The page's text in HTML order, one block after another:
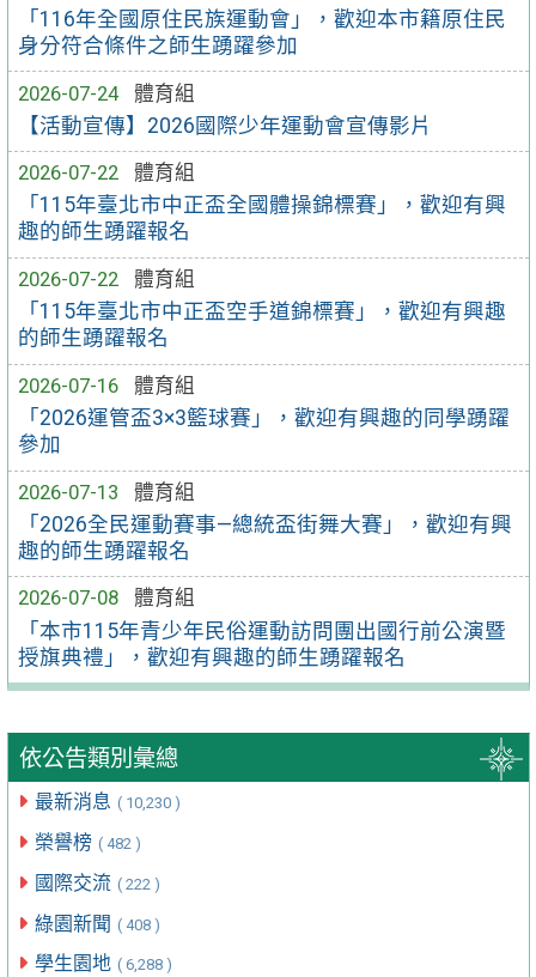
「116年全國原住民族運動會」，歡迎本市籍原住民
身分符合條件之師生踴躍參加
2026-07-24
體育組
【活動宣傳】2026國際少年運動會宣傳影片
2026-07-22
體育組
「115年臺北市中正盃全國體操錦標賽」，歡迎有興
趣的師生踴躍報名
2026-07-22
體育組
「115年臺北市中正盃空手道錦標賽」，歡迎有興趣
的師生踴躍報名
2026-07-16
體育組
「2026運管盃3×3籃球賽」，歡迎有興趣的同學踴躍
參加
2026-07-13
體育組
「2026全民運動賽事—總統盃街舞大賽」，歡迎有興
趣的師生踴躍報名
2026-07-08
體育組
「本市115年青少年民俗運動訪問團出國行前公演暨
授旗典禮」，歡迎有興趣的師生踴躍報名
依公告類別彙總
最新消息 ( 10,230 )
榮譽榜 ( 482 )
國際交流 ( 222 )
綠園新聞 ( 408 )
學生園地 ( 6,288 )